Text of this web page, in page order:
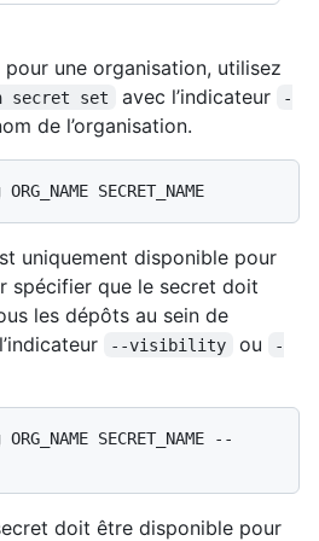
une organisation, utilisez
secret set avec l’indicateur
-
de l’organisation.
uniquement disponible pour
spécifier que le secret doit
les dépôts au sein de
--visibility ou
-
SECRET_NAME --
doit être disponible pour